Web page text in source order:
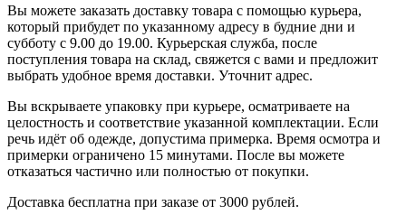
Вы можете заказать доставку товара с помощью курьера,
который прибудет по указанному адресу в будние дни и
субботу с 9.00 до 19.00. Курьерская служба, после
поступления товара на склад, свяжется с вами и предложит
выбрать удобное время доставки. Уточнит адрес.
Вы вскрываете упаковку при курьере, осматриваете на
целостность и соответствие указанной комплектации. Если
речь идёт об одежде, допустима примерка. Время осмотра и
примерки ограничено 15 минутами. После вы можете
отказаться частично или полностью от покупки.
Доставка бесплатна при заказе от 3000 рублей.